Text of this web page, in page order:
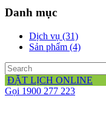
Danh mục
Dịch vụ (31)
Sản phẩm (4)
ĐẶT LỊCH ONLINE
Gọi 1900 277 223